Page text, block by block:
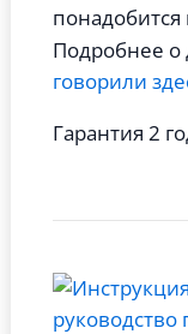
Подробнее о
говорили
Гарантия 2
руководство